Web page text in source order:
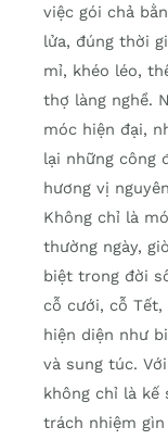
việc gói chả
lửa, đúng thời
mỉ, khéo léo,
thợ làng nghề.
móc hiện đại,
lại những công
hương vị
Không chỉ là
thường ngày,
biệt trong đời
cỗ cưới, cỗ
hiện diện như
và sung túc.
không chỉ là kế
trách nhiệm